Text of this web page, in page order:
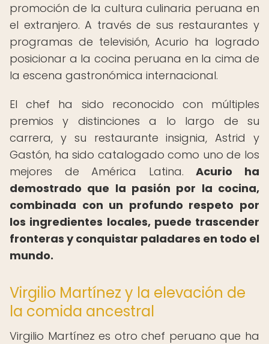
promoción de la cultura culinaria peruana en
el extranjero. A través de sus restaurantes y
programas de televisión, Acurio ha logrado
posicionar a la cocina peruana en la cima de
la escena gastronómica internacional.
El chef ha sido reconocido con múltiples
premios y distinciones a lo largo de su
carrera, y su restaurante insignia, Astrid y
Gastón, ha sido catalogado como uno de los
mejores de América Latina.Acurio ha
demostrado que la pasión por la cocina,
combinada con un profundo respeto por
los ingredientes locales, puede trascender
fronteras y conquistar paladares en todo el
mundo.
Virgilio Martínez y la elevación de
la comida ancestral
Virgilio Martínez es otro chef peruano que ha